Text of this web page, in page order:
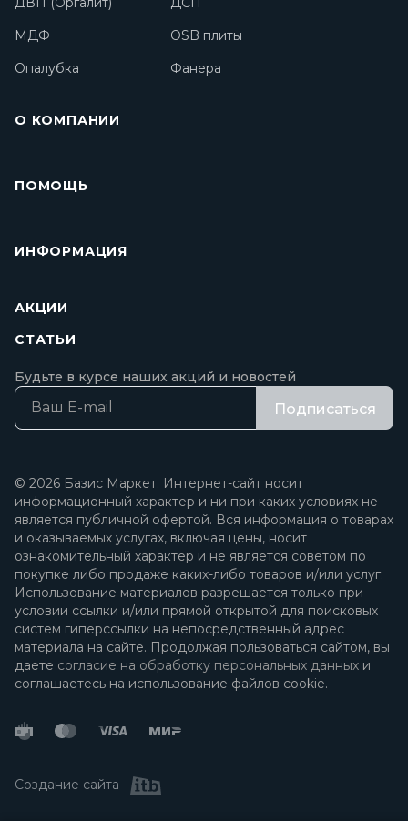
МДФ
OSB плиты
Опалубка
Фанера
О КОМПАНИИ
ПОМОЩЬ
ИНФОРМАЦИЯ
АКЦИИ
СТАТЬИ
Будьте в курсе наших акций и новостей
Подписаться
© 2026 Базис Маркет. Интернет-сайт носит
информационный характер и ни при каких условиях не
является публичной офертой. Вся информация о товарах
и оказываемых услугах, включая цены, носит
ознакомительный характер и не является советом по
покупке либо продаже каких-либо товаров и/или услуг.
Использование материалов разрешается только при
условии ссылки и/или прямой открытой для поисковых
систем гиперссылки на непосредственный адрес
материала на сайте. Продолжая пользоваться сайтом, вы
даете согласие на обработку персональных данных и
соглашаетесь на использование файлов cookie.
Создание сайта